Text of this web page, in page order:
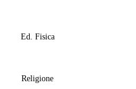
Ed. Fisica
Religione